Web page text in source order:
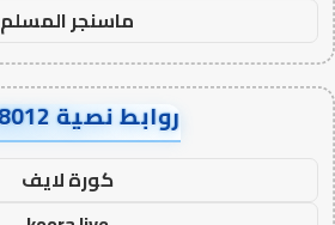
ماسنجر المسلم
روابط نصية AA18012
كورة لايف